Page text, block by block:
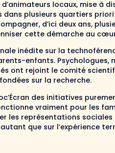
locaux, mise à
plusieurs quartiers
d’ici deux ans,
cette démarche au
inédite sur la
enfants. Psychologues,
ont rejoint le comité
sur la recherche.
des initiatives
vraiment pour les
les représentations
que sur l’expérience